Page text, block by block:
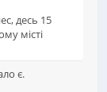
десь 15
місті
є.